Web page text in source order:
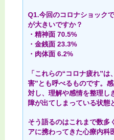
Q1.今回のコロナショック
が大きいですか？
・精神面 70.5%
・金銭面 23.3%
・肉体面 6.2%
「これらの“コロナ疲れ”
害”とも呼べるものです。
対し、理解や感情を整理し
障が出てしまっている状態
そう語るのはこれまで数多
アに携わってきた心療内科